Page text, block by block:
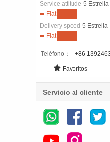
Service attitude 5 Estrella
Flat
----
Delivery speed 5 Estrella
Flat
----
Teléfono ： +86
 Favoritos
Servicio al cliente